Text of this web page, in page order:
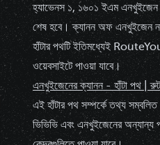
হ্যাভেনস ১, ১৬০১ ইএম
শেষ হবে। ক্যানন অফ এনখুইজেন
হাঁটার পথটি ইতিমধ্যেই
ওয়েবসাইটে পাওয়া যাবে।
এনখুইজেনের ক্যানন - হাঁটা পথ |
এই হাঁটার পথ সম্পর্কে তথ্য সম্বলিত
ভিভিভি এবং এনখুইজেনের অন্যান্য